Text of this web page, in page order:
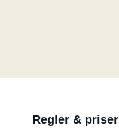
Regler & priser